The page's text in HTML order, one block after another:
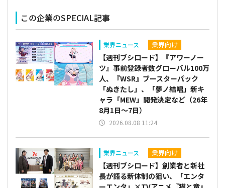
この企業のSPECIAL記事
業界ニュース 業界向け
【週刊ブシロード】『アワーノー
ツ』事前登録者数グローバル100万
人、『WSR』ブースターパック
「ぬきたし」、「夢ノ結唱」新キ
ャラ「MEW」開発決定など（26年
8月1日～7日）
2026.08.08 11:24
業界ニュース 業界向け
【週刊ブシロード】創業者と新社
長が語る新体制の狙い、「エンタ